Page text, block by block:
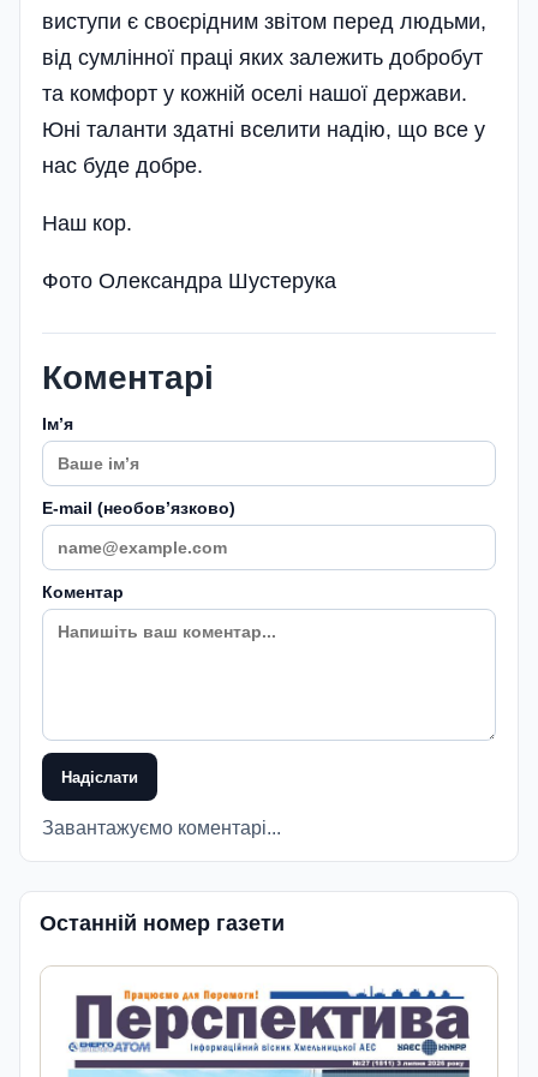
виступи є своєрідним звітом перед людьми,
від сумлінної праці яких залежить добробут
та комфорт у кожній оселі нашої держави.
Юні таланти здатні вселити надію, що все у
нас буде добре.
Наш кор.
Фото Олександра Шустерука
Коментарі
Імʼя
E-mail (необовʼязково)
Коментар
Надіслати
Завантажуємо коментарі...
Останній номер газети